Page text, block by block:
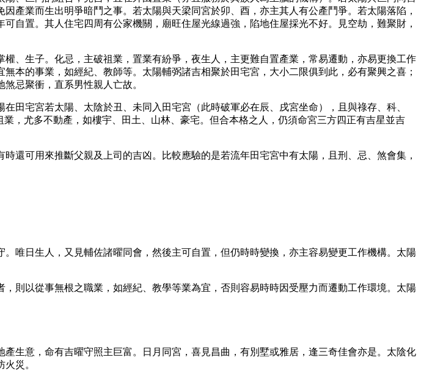
產業而生出明爭暗鬥之事。若太陽與天梁同宮於卯、酉，亦主其人有公產鬥爭。若太陽落陷，
自置。其人住宅四周有公家機關，廟旺住屋光線過強，陷地住屋採光不好。見空劫，難聚財，
、生子。化忌，主破祖業，置業有紛爭，夜生人，主更難自置產業，常易遷動，亦易更換工作
本的事業，如經紀、教師等。太陽輔弼諸吉相聚於田宅宮，大小二限俱到此，必有聚興之喜；
忌聚衝，直系男性親人亡故。
田宅宮若太陽、太陰於丑、未同入田宅宮（此時破軍必在辰、戌宮坐命），且與祿存、科、
，尤多不動產，如樓宇、田土、山林、豪宅。但合本格之人，仍須命宮三方四正有吉星並吉
還可用來推斷父親及上司的吉凶。比較應驗的是若流年田宅宮中有太陽，且刑、忌、煞會集，
唯日生人，又見輔佐諸曜同會，然後主可自置，但仍時時變換，亦主容易變更工作機構。太陽
則以從事無根之職業，如經紀、教學等業為宜，否則容易時時因受壓力而遷動工作環境。太陽
生意，命有吉曜守照主巨富。日月同宮，喜見昌曲，有別墅或雅居，逢三奇佳會亦是。太陰化
災。